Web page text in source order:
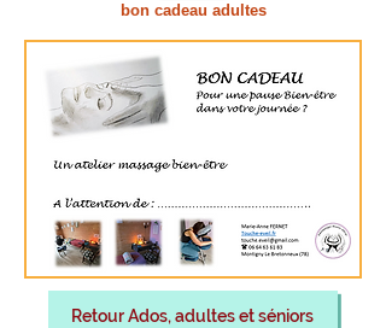
bon cadeau adultes
Retour Ados, adultes et séniors